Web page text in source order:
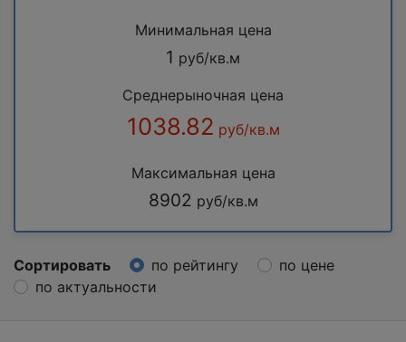
Минимальная цена
1 руб/кв.м
Среднерыночная цена
1038.82 руб/кв.м
Максимальная цена
8902 руб/кв.м
Сортировать по рейтингу
по цене
по актуальности